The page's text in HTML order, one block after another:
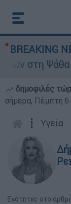
BREAKING
στη Ψάθα
δημοφιλές
σήμερα, Πέμπτη 6
┋ Υγεία
Ενότητες στο